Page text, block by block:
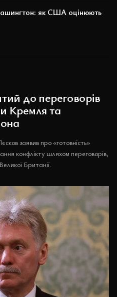
як США оцінюють
до переговорів
Кремля та
заявив про «готовність»
конфлікту шляхом переговорів,
Британії.